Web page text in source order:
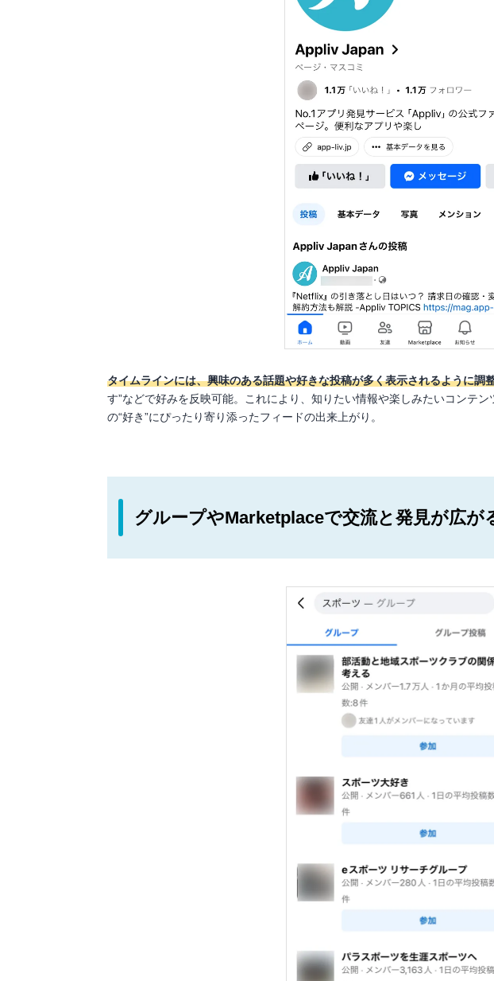
タイムラインには、興味のある話題や好きな投稿が多く表示されるように調
す”などで好みを反映可能。これにより、知りたい情報や楽しみたいコンテ
の“好き”にぴったり寄り添ったフィードの出来上がり。
グループやMarketplaceで交流と発見が広が